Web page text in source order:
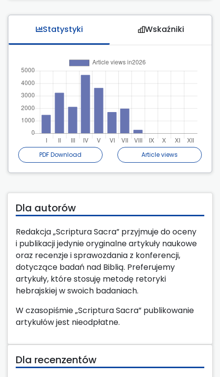
Statystyki Wskaźniki
PDF Download Article views
Dla autorów
Redakcja „Scriptura Sacra” przyjmuje do oceny
i publikacji jedynie oryginalne artykuły naukowe
oraz recenzje i sprawozdania z konferencji,
dotyczące badań nad Biblią. Preferujemy
artykuły, które stosuję metodę retoryki
hebrajskiej w swoich badaniach.
W czasopiśmie „Scriptura Sacra” publikowanie
artykułów jest nieodpłatne.
Dla recenzentów